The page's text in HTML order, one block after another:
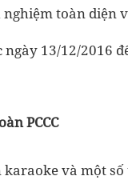
nghiệm toàn diện
13/12/2016
PCCC
và một